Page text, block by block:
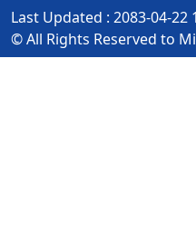
Last Updated : 2083-04-22
© All Rights Reserved to